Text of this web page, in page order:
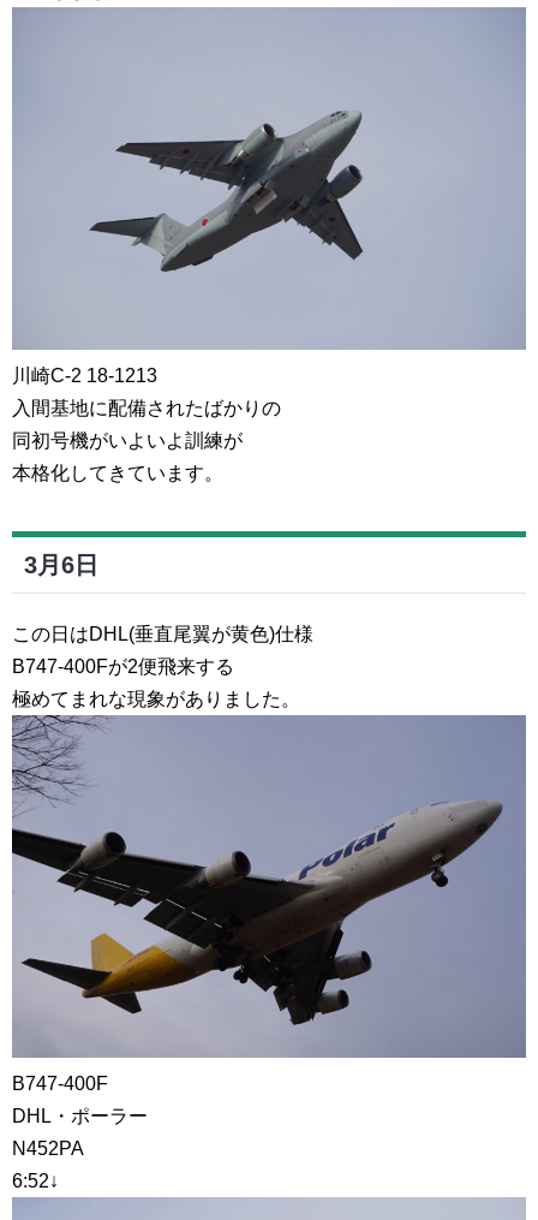
川崎C-2 18-1213
入間基地に配備されたばかりの
同初号機がいよいよ訓練が
本格化してきています。
3月6日
この日はDHL(垂直尾翼が黄色)仕様
B747-400Fが2便飛来する
極めてまれな現象がありました。
B747-400F
DHL・ポーラー
N452PA
6:52↓